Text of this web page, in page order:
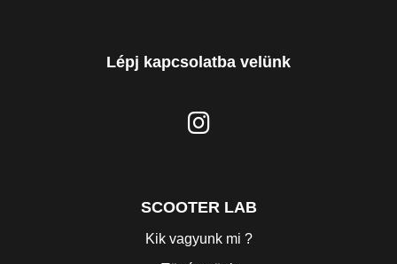
Lépj kapcsolatba velünk
SCOOTER LAB
Kik vagyunk mi ?